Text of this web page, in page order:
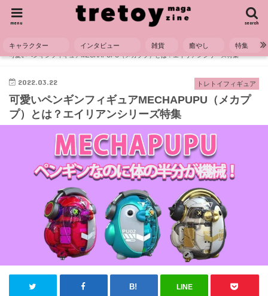
search
menu
キャラクター インタビュー 雑貨 癒やし 特集
HOME
トレトイフィギュア
可愛いペンギンフィギュアMECHAPUPU（メカププ）とは？エイリアンシリーズ特集
トレトイフィギュア
2022.03.22
可愛いペンギンフィギュアMECHAPUPU（メカプ
プ）とは？エイリアンシリーズ特集
LINE